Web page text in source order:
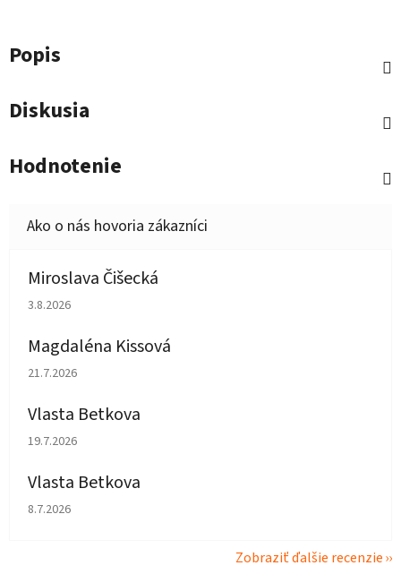
Popis
Diskusia
Hodnotenie
Miroslava Čišecká
Hodnotenie obchodu je 1 z 5 hviezdičiek.
3.8.2026
Magdaléna Kissová
Hodnotenie obchodu je 5 z 5 hviezdičiek.
21.7.2026
Vlasta Betkova
Hodnotenie obchodu je 5 z 5 hviezdičiek.
19.7.2026
Vlasta Betkova
Hodnotenie obchodu je 4 z 5 hviezdičiek.
8.7.2026
Zobraziť ďalšie recenzie